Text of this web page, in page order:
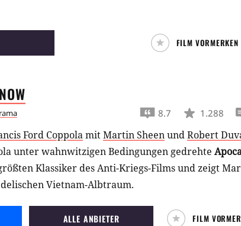
FILM VORMERKEN
NOW
8.7 1.288
Ford CoppolamitMartin SheenundRobert
unter wahnwitzigen Bedingungen gedrehte
Klassiker des Anti-Kriegs-Films und zeigt
Vietnam-Albtraum.
ALLE ANBIETER FILM